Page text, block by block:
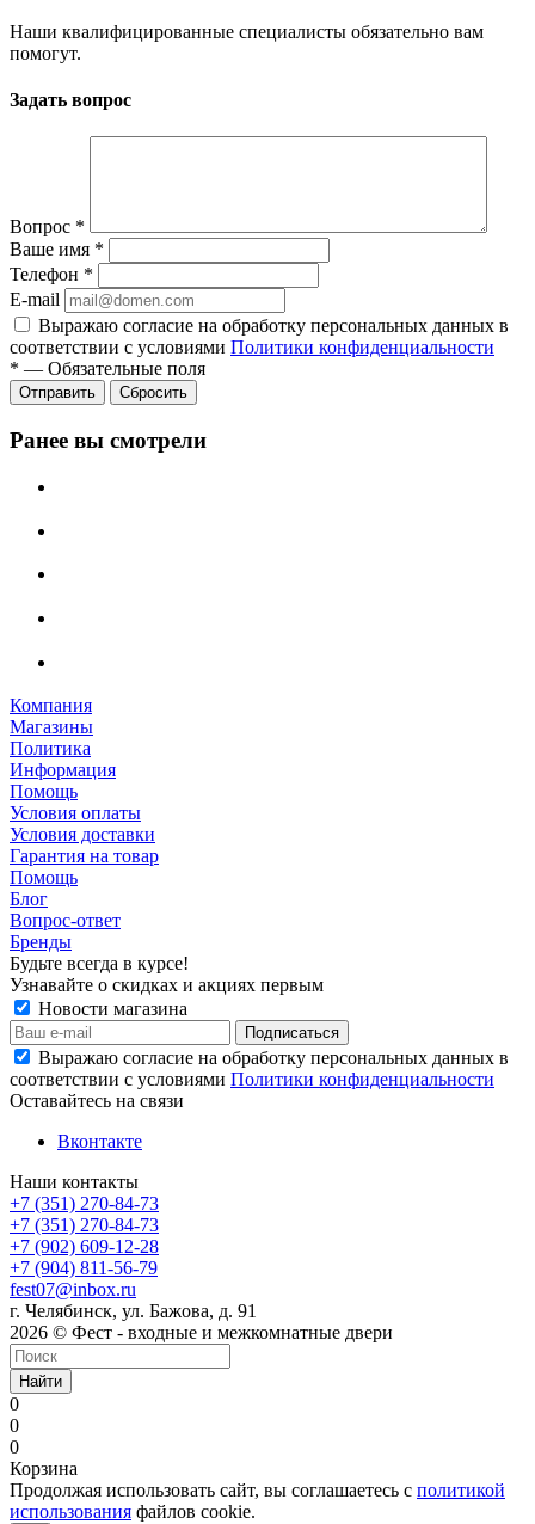
Наши квалифицированные специалисты обязательно вам
помогут.
Задать вопрос
Вопрос *
Ваше имя *
Телефон *
E-mail
Выражаю согласие на обработку персональных данных в
соответствии с условиями Политики конфиденциальности
* — Обязательные поля
Отправить Сбросить
Ранее вы смотрели
Компания
Магазины
Политика
Информация
Помощь
Условия оплаты
Условия доставки
Гарантия на товар
Помощь
Блог
Вопрос-ответ
Бренды
Будьте всегда в курсе!
Узнавайте о скидках и акциях первым
Новости магазина
Выражаю согласие на обработку персональных данных в
соответствии с условиями Политики конфиденциальности
Оставайтесь на связи
Вконтакте
Наши контакты
+7 (351) 270-84-73
+7 (351) 270-84-73
+7 (902) 609-12-28
+7 (904) 811-56-79
fest07@inbox.ru
г. Челябинск, ул. Бажова, д. 91
2026 © Фест - входные и межкомнатные двери
Найти
0
0
0
Корзина
Продолжая использовать сайт, вы соглашаетесь с политикой
использования файлов cookie.